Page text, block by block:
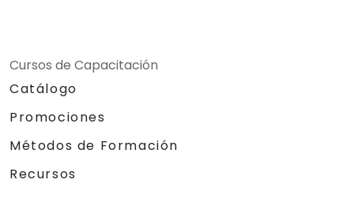
Cursos de Capacitación
Catálogo
Promociones
Métodos de Formación
Recursos